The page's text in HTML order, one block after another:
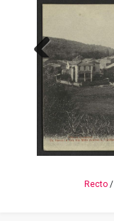
Previous
Recto /